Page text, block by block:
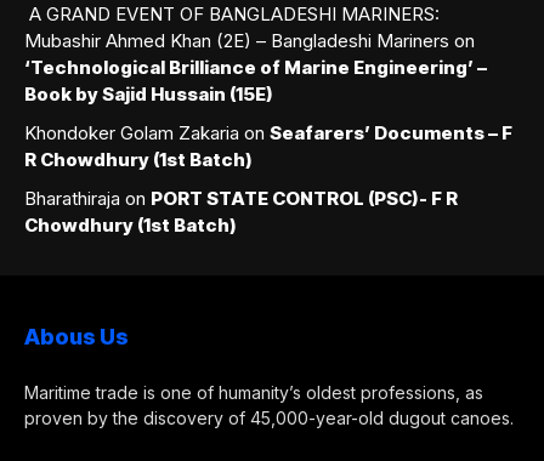
A GRAND EVENT OF BANGLADESHI MARINERS:
Mubashir Ahmed Khan (2E) – Bangladeshi Mariners on
‘Technological Brilliance of Marine Engineering’ –
Book by Sajid Hussain (15E)
Khondoker Golam Zakaria on Seafarers’ Documents – F
R Chowdhury (1st Batch)
Bharathiraja on PORT STATE CONTROL (PSC)- F R
Chowdhury (1st Batch)
Abous Us
Maritime trade is one of humanity’s oldest professions, as
proven by the discovery of 45,000-year-old dugout canoes.